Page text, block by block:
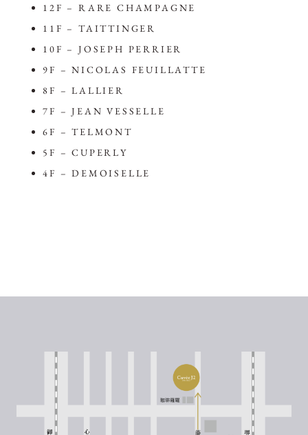
12F – RARE CHAMPAGNE
11F – TAITTINGER
10F – JOSEPH PERRIER
9F – NICOLAS FEUILLATTE
8F – LALLIER
7F – JEAN VESSELLE
6F – TELMONT
5F – CUPERLY
4F – DEMOISELLE